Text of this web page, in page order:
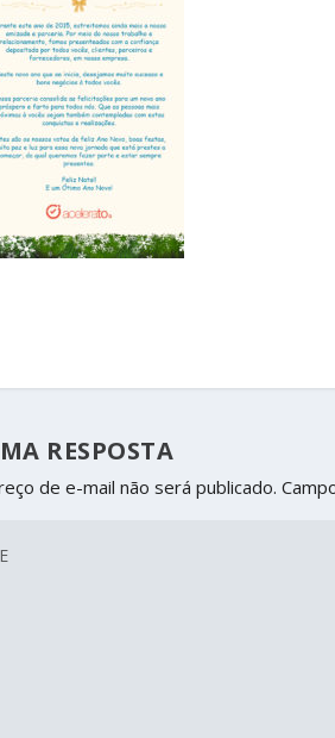
RESPOSTA
de e-mail não será publicado.